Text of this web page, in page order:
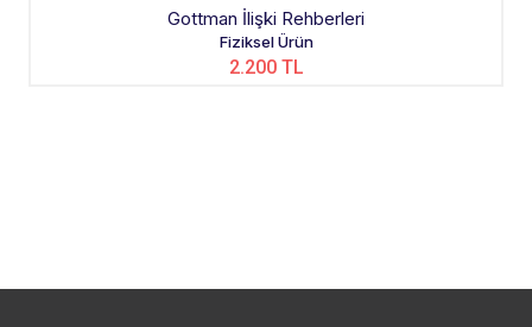
Gottman İlişki Rehberleri
Fiziksel Ürün
2.200 TL